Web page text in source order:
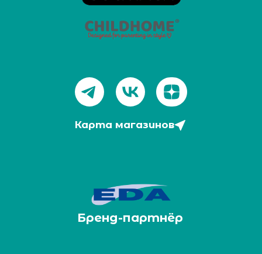
Карта магазинов
Бренд-партнёр